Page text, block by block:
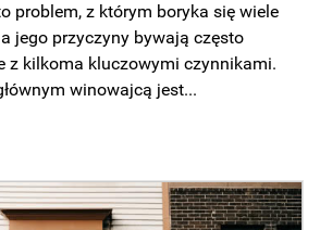
problem, z którym boryka się wiele
jego przyczyny bywają często
z kilkoma kluczowymi czynnikami.
winowajcą jest...